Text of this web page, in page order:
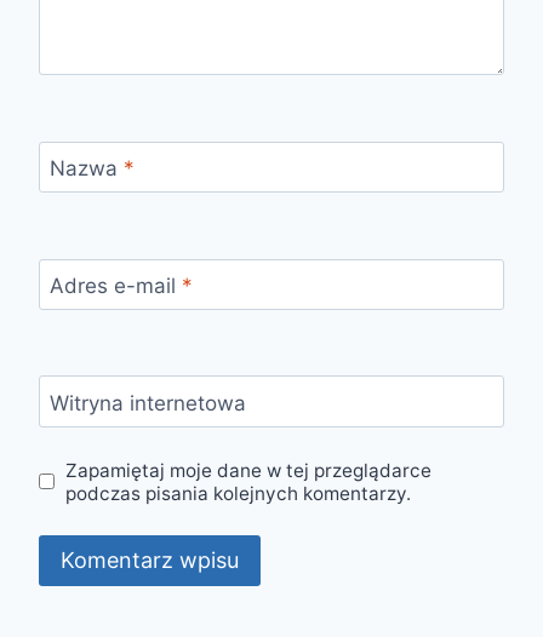
Nazwa *
Adres e-mail *
Witryna internetowa
Zapamiętaj moje dane w tej przeglądarce
podczas pisania kolejnych komentarzy.